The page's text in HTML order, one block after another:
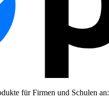
für Firmen und Schulen an: